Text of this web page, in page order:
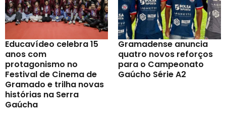
Educavídeo celebra 15
anos com
protagonismo no
Festival de Cinema de
Gramado e trilha novas
histórias na Serra
Gaúcha
Gramadense anuncia
quatro novos reforços
para o Campeonato
Gaúcho Série A2